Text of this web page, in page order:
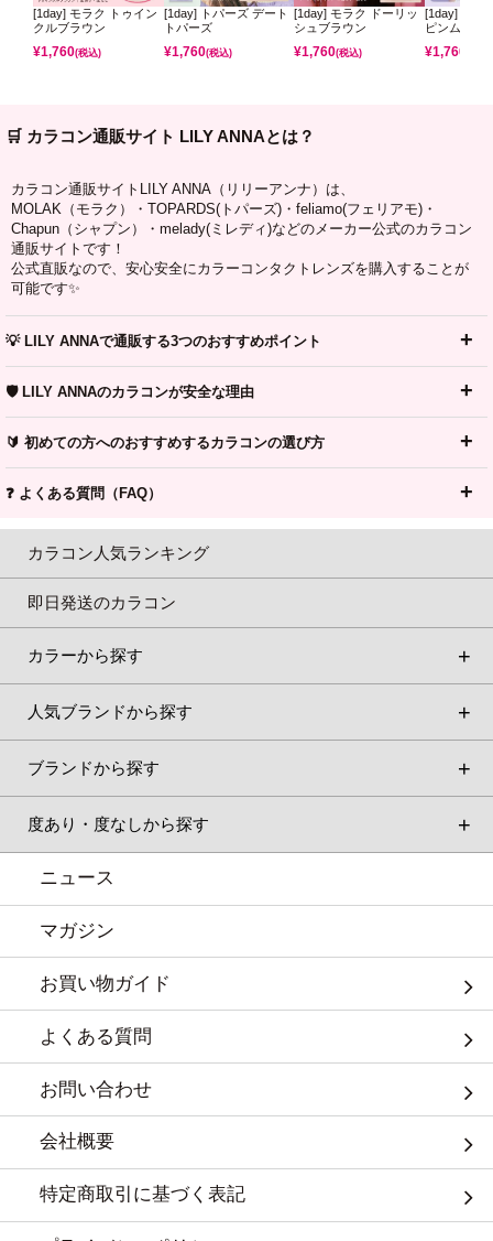
[1day] モラク トゥイン
クルブラウン
¥1,760(税込)
[1day] トパーズ デート
トパーズ
¥1,760(税込)
[1day] モラク ドーリッ
シュブラウン
¥1,760(税込)
[1day] ミレ
ピンムーン
¥1,760
🛒 カラコン通販サイト LILY ANNAとは？
カラコン通販サイトLILY ANNA（リリーアンナ）は、
MOLAK（モラク）・TOPARDS(トパーズ)・feliamo(フェリアモ)・
Chapun（シャプン）・melady(ミレディ)などのメーカー公式のカラコン
通販サイトです！
公式直販なので、安心安全にカラーコンタクトレンズを購入することが
可能です✨
💡 LILY ANNAで通販する3つのおすすめポイント
🛡️ LILY ANNAのカラコンが安全な理由
🔰 初めての方へのおすすめするカラコンの選び方
❓ よくある質問（FAQ）
カラコン人気ランキング
即日発送のカラコン
カラーから探す
人気ブランドから探す
ブランドから探す
度あり・度なしから探す
ニュース
マガジン
お買い物ガイド
よくある質問
お問い合わせ
会社概要
特定商取引に基づく表記